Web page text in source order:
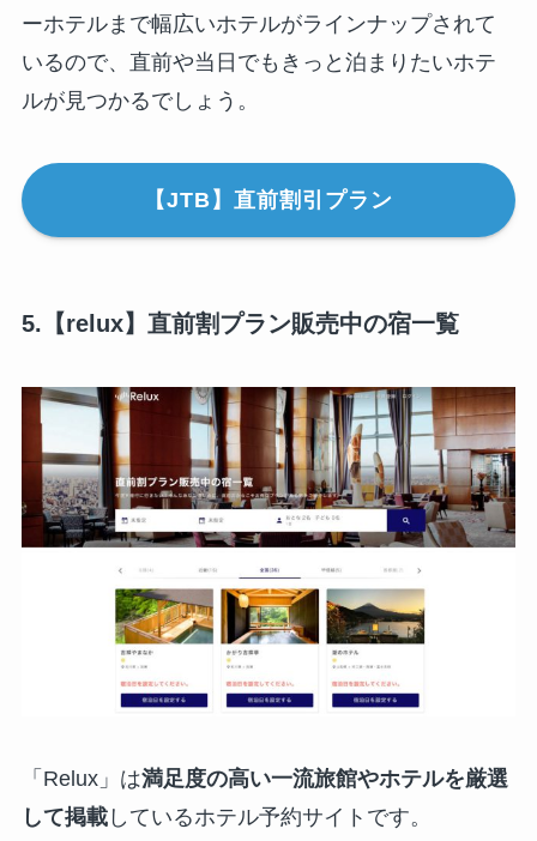
ーホテルまで幅広いホテルがラインナップされて
いるので、直前や当日でもきっと泊まりたいホテ
ルが見つかるでしょう。
【JTB】直前割引プラン
5.【relux】直前割プラン販売中の宿一覧
「Relux」は満足度の高い一流旅館やホテルを厳選
して掲載しているホテル予約サイトです。